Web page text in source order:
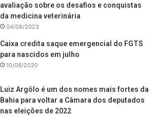
avaliação sobre os desafios e conquistas
da medicina veterinária
04/08/2023
Caixa credita saque emergencial do FGTS
para nascidos em julho
10/08/2020
Luiz Argôlo é um dos nomes mais fortes da
Bahia para voltar a Câmara dos deputados
nas eleições de 2022